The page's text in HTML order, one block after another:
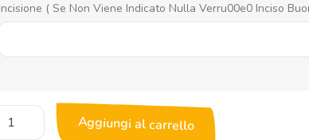
Incisione ( Se Non Viene Indicato Nulla Verru00e0 Inciso
Aggiungi al carrello